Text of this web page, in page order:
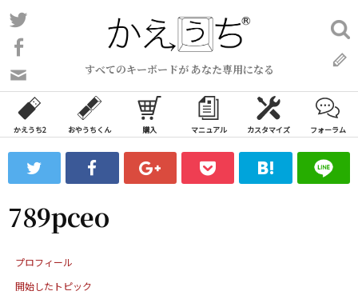
コ
ン
ン
ツ
ス
ッ
プ
すべてのキーボードが あなた専用になる
い
合
わ
フ
ォ
ム
検
索:
かえうち2 おやうちくん 購入 マニュアル カスタマイズ フォーラム
789pceo
プロフィール
開始したトピック